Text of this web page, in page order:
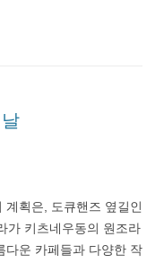
계획은, 도큐핸즈 옆길인
가 키츠네우동의 원조라
다운 카페들과 다양한 작